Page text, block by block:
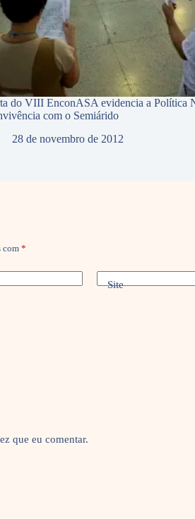
do VIII EnconASA evidencia a Política
com o Semiárido
28 de novembro de 2012
com *
Site
que eu comentar.